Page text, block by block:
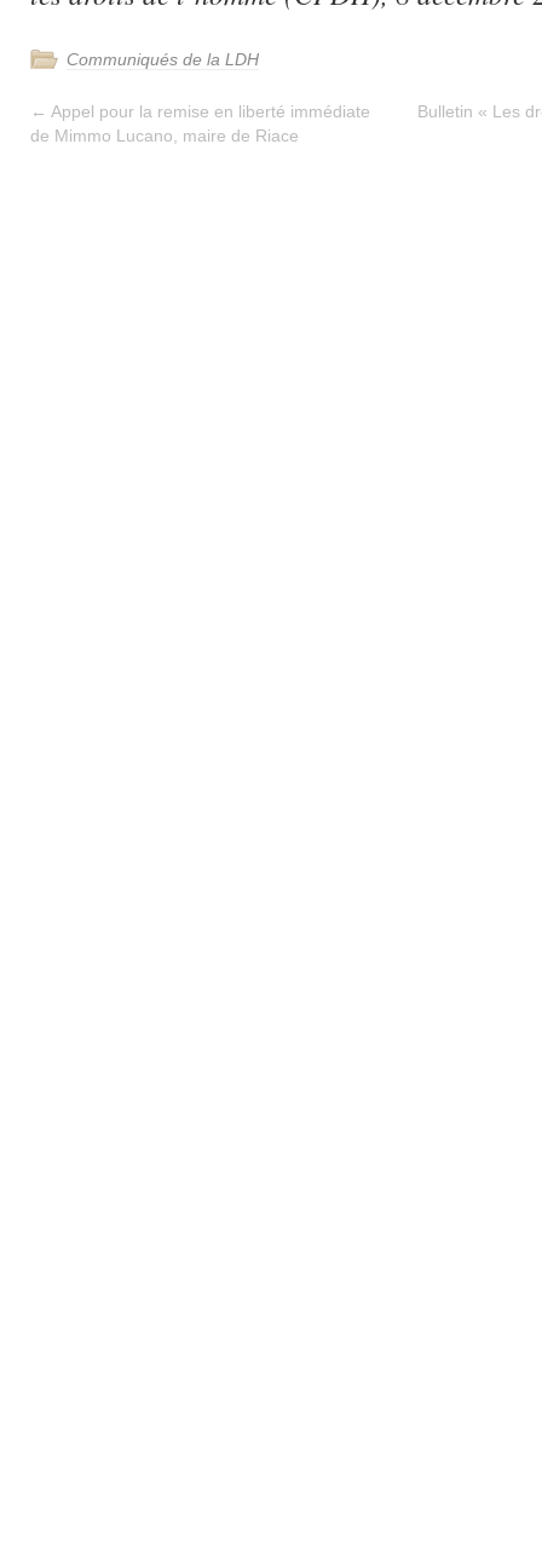
Communiqués de la LDH
← Appel pour la remise en liberté immédiate
de Mimmo Lucano, maire de Riace
Bulletin « Les